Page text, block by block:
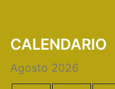
CALENDARIO
Agosto 2026